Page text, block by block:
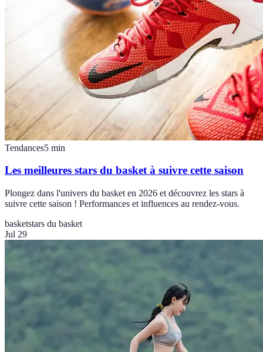
Tendances5 min
Les meilleures stars du basket à suivre cette saison
Plongez dans l'univers du basket en 2026 et découvrez les stars à
suivre cette saison ! Performances et influences au rendez-vous.
basketstars du basket
Jul 29